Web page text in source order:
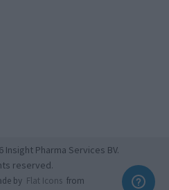
Pharma Services BV.
reserved.
by Flat Icons from